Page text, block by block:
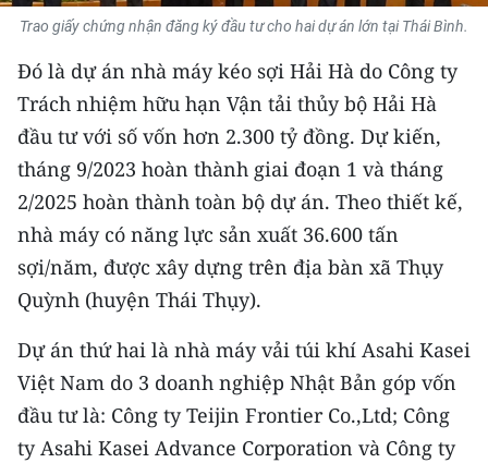
BẠN ĐỌC
KIỂM CHỨNG THÔNG TIN
TRI THỨC CHUYÊN SÂU
54 DÂN TỘC VIỆT NAM
CHƯƠNG TRÌNH OCOP - MỖI XÃ
MỘT SẢN PHẨM
RADIO
MEDIA CENTER
E-Magazine
Trao giấy chứng nhận đăng ký đầu tư cho hai dự án lớn tại Thái Bình.
Đó là dự án nhà máy kéo sợi Hải Hà do Công ty
Trách nhiệm hữu hạn Vận tải thủy bộ Hải Hà
đầu tư với số vốn hơn 2.300 tỷ đồng. Dự kiến,
tháng 9/2023 hoàn thành giai đoạn 1 và tháng
2/2025 hoàn thành toàn bộ dự án. Theo thiết kế,
nhà máy có năng lực sản xuất 36.600 tấn
sợi/năm, được xây dựng trên địa bàn xã Thụy
Quỳnh (huyện Thái Thụy).
Dự án thứ hai là nhà máy vải túi khí Asahi Kasei
Việt Nam do 3 doanh nghiệp Nhật Bản góp vốn
đầu tư là: Công ty Teijin Frontier Co.,Ltd; Công
ty Asahi Kasei Advance Corporation và Công ty